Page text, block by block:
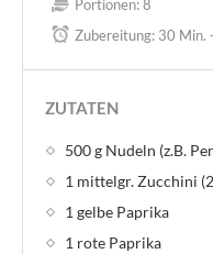
Portionen:8
Zubereitung: 30 Min.
ZUTATEN
500 g Nudeln (z.B.
1 mittelgr. Zucchini
1 gelbe Paprika
1 rote Paprika